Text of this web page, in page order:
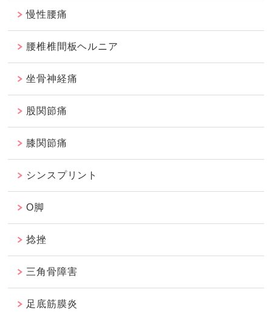
慢性腰痛
腰椎椎間板ヘルニア
坐骨神経痛
股関節痛
膝関節痛
シンスプリント
O脚
捻挫
三角骨障害
足底筋膜炎